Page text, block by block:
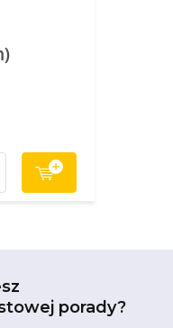
porady?